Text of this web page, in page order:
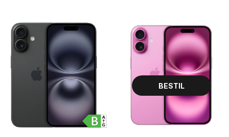
iPhone 16
Fra 0 kr. i udbetaling
BESTIL
Produktdatablad